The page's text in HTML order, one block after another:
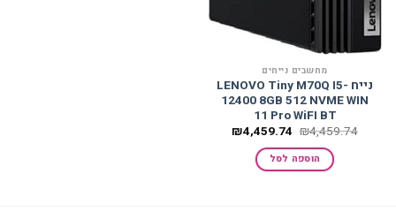
מחשבים נייחים
נייח LENOVO Tiny M70Q I5-
12400 8GB 512 NVME WIN
11 Pro WiFI BT
₪4,459.74 המחיר
היה:
₪4,459.74.
₪4,459.74 המחיר
הוספה לסל